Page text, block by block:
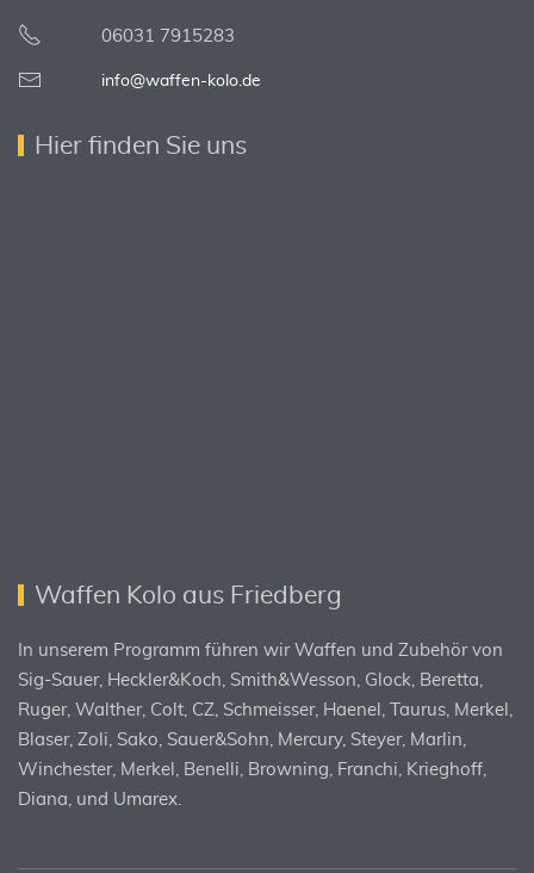
06031 7915283
info@waffen-kolo.de
Hier finden Sie uns
Waffen Kolo aus Friedberg
In unserem Programm führen wir Waffen und Zubehör von
Sig-Sauer, Heckler&Koch, Smith&Wesson, Glock, Beretta,
Ruger, Walther, Colt, CZ, Schmeisser, Haenel, Taurus, Merkel,
Blaser, Zoli, Sako, Sauer&Sohn, Mercury, Steyer, Marlin,
Winchester, Merkel, Benelli, Browning, Franchi, Krieghoff,
Diana, und Umarex.